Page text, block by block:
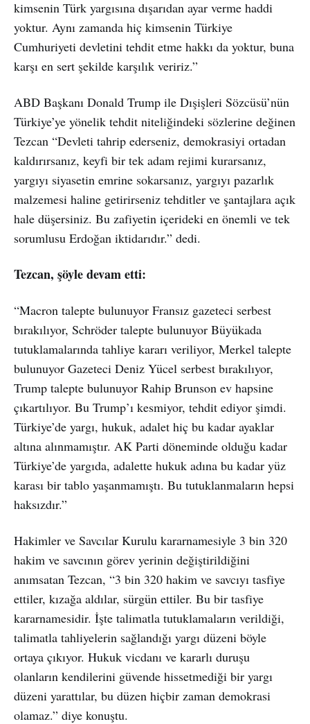
kimsenin Türk yargısına dışarıdan ayar verme haddi
yoktur. Aynı zamanda hiç kimsenin Türkiye
Cumhuriyeti devletini tehdit etme hakkı da yoktur, buna
karşı en sert şekilde karşılık veririz.”
ABD Başkanı Donald Trump ile Dışişleri Sözcüsü’nün
Türkiye’ye yönelik tehdit niteliğindeki sözlerine değinen
Tezcan “Devleti tahrip ederseniz, demokrasiyi ortadan
kaldırırsanız, keyfi bir tek adam rejimi kurarsanız,
yargıyı siyasetin emrine sokarsanız, yargıyı pazarlık
malzemesi haline getirirseniz tehditler ve şantajlara açık
hale düşersiniz. Bu zafiyetin içerideki en önemli ve tek
sorumlusu Erdoğan iktidarıdır.” dedi.
Tezcan, şöyle devam etti:
“Macron talepte bulunuyor Fransız gazeteci serbest
bırakılıyor, Schröder talepte bulunuyor Büyükada
tutuklamalarında tahliye kararı veriliyor, Merkel talepte
bulunuyor Gazeteci Deniz Yücel serbest bırakılıyor,
Trump talepte bulunuyor Rahip Brunson ev hapsine
çıkartılıyor. Bu Trump’ı kesmiyor, tehdit ediyor şimdi.
Türkiye’de yargı, hukuk, adalet hiç bu kadar ayaklar
altına alınmamıştır. AK Parti döneminde olduğu kadar
Türkiye’de yargıda, adalette hukuk adına bu kadar yüz
karası bir tablo yaşanmamıştı. Bu tutuklanmaların hepsi
haksızdır.”
Hakimler ve Savcılar Kurulu kararnamesiyle 3 bin 320
hakim ve savcının görev yerinin değiştirildiğini
anımsatan Tezcan, “3 bin 320 hakim ve savcıyı tasfiye
ettiler, kızağa aldılar, sürgün ettiler. Bu bir tasfiye
kararnamesidir. İşte talimatla tutuklamaların verildiği,
talimatla tahliyelerin sağlandığı yargı düzeni böyle
ortaya çıkıyor. Hukuk vicdanı ve kararlı duruşu
olanların kendilerini güvende hissetmediği bir yargı
düzeni yarattılar, bu düzen hiçbir zaman demokrasi
olamaz.” diye konuştu.